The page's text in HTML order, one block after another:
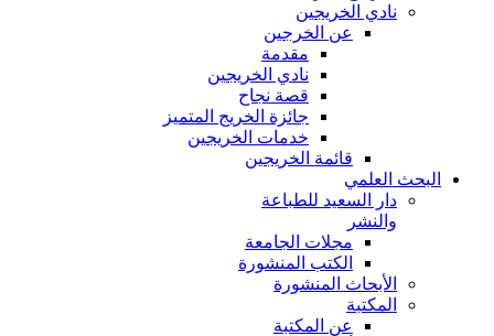
نادي الخريجين
عن الخرجين
مقدمة
نادي الخريجين
قصة نجاح
جائزة الخريج المتميز
خدمات الخريجين
قائمة الخريجين
البحث العلمي
دار السعيد للطباعة
والنشر
مجلات الجامعة
الكتب المنشورة
الأبحاث المنشورة
المكتبة
عن المكتبة